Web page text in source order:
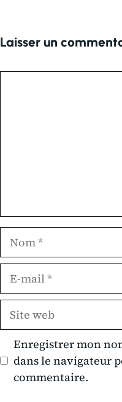
Laisser un
Nom
mail
Site
web
Enregistrer mon
dans le navigateur
commentaire.